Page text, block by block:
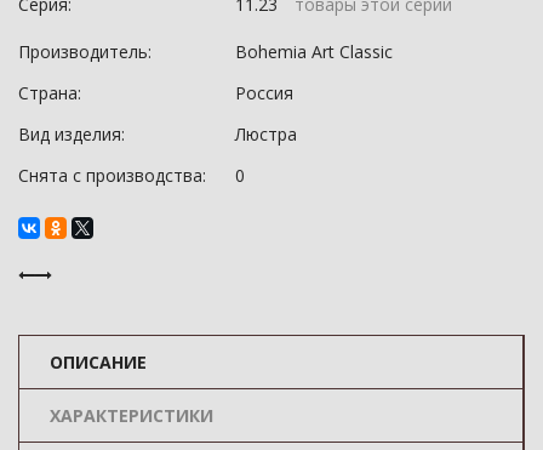
Производитель:
Bohemia Art Classic
Страна:
Россия
Вид изделия:
Люстра
Снята с производства:
0
ОПИСАНИЕ
ХАРАКТЕРИСТИКИ